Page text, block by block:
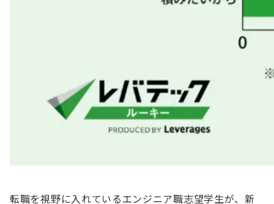
転職を視野に入れているエンジニア職志望学生が、新